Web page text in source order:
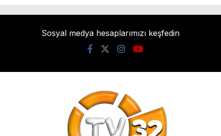
Sosyal medya hesaplarımızı keşfedin